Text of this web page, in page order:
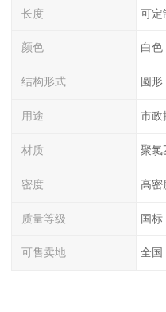
长度 可定
颜色 白色
结构形式 圆形
用途 市政
材质 聚氯
密度 高密
质量等级 国标
可售卖地 全国